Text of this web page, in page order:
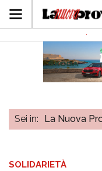
Sei in: La Nuova
SOLIDARIETÀ